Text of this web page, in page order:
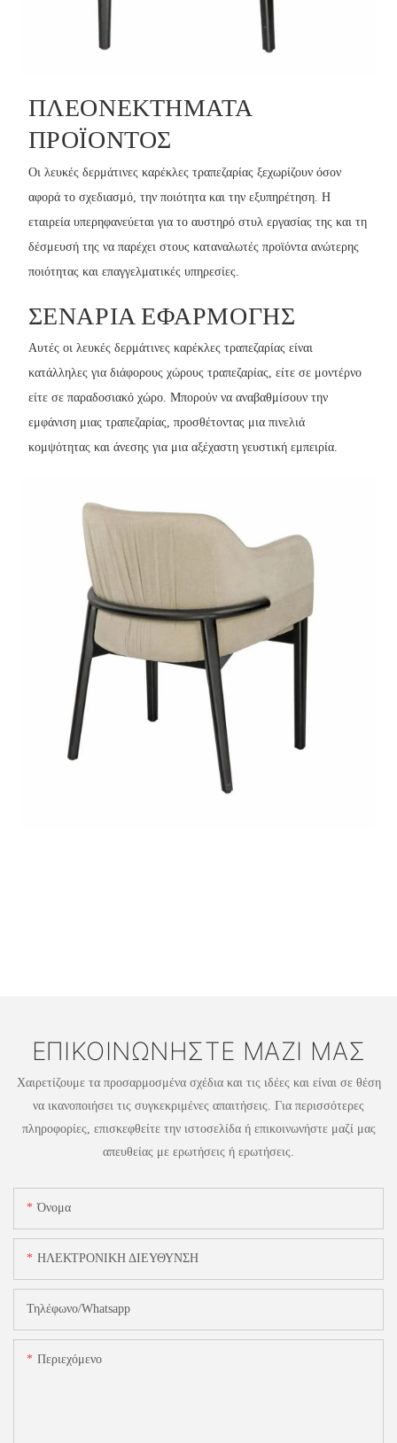
ΠΛΕΟΝΕΚΤΉΜΑΤΑ
ΠΡΟΪΌΝΤΟΣ
Οι λευκές δερμάτινες καρέκλες τραπεζαρίας ξεχωρίζουν όσον
αφορά το σχεδιασμό, την ποιότητα και την εξυπηρέτηση. Η
εταιρεία υπερηφανεύεται για το αυστηρό στυλ εργασίας της και τη
δέσμευσή της να παρέχει στους καταναλωτές προϊόντα ανώτερης
ποιότητας και επαγγελματικές υπηρεσίες.
ΣΕΝΆΡΙΑ ΕΦΑΡΜΟΓΉΣ
Αυτές οι λευκές δερμάτινες καρέκλες τραπεζαρίας είναι
κατάλληλες για διάφορους χώρους τραπεζαρίας, είτε σε μοντέρνο
είτε σε παραδοσιακό χώρο. Μπορούν να αναβαθμίσουν την
εμφάνιση μιας τραπεζαρίας, προσθέτοντας μια πινελιά
κομψότητας και άνεσης για μια αξέχαστη γευστική εμπειρία.
ΕΠΙΚΟΙΝΩΝΉΣΤΕ ΜΑΖΊ ΜΑΣ
Χαιρετίζουμε τα προσαρμοσμένα σχέδια και τις ιδέες και είναι σε θέση
να ικανοποιήσει τις συγκεκριμένες απαιτήσεις. Για περισσότερες
πληροφορίες, επισκεφθείτε την ιστοσελίδα ή επικοινωνήστε μαζί μας
απευθείας με ερωτήσεις ή ερωτήσεις.
Όνομα
ΗΛΕΚΤΡΟΝΙΚΗ ΔΙΕΥΘΥΝΣΗ
Τηλέφωνο/Whatsapp
Περιεχόμενο